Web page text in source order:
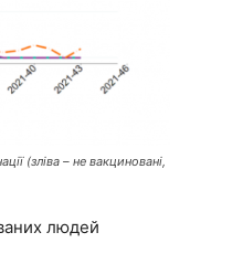
(зліва – не вакциновані,
людей